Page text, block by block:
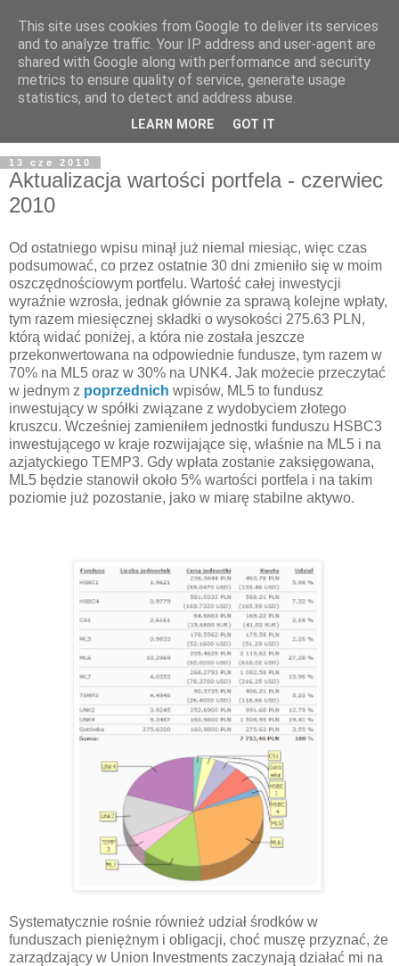
13 cze 2010
Aktualizacja wartości portfela - czerwiec
2010
Od ostatniego wpisu minął już niemal miesiąc, więc czas
podsumować, co przez ostatnie 30 dni zmieniło się w moim
oszczędnościowym portfelu. Wartość całej inwestycji
wyraźnie wzrosła, jednak głównie za sprawą kolejne wpłaty,
tym razem miesięcznej składki o wysokości 275.63 PLN,
którą widać poniżej, a która nie została jeszcze
przekonwertowana na odpowiednie fundusze, tym razem w
70% na ML5 oraz w 30% na UNK4. Jak możecie przeczytać
w jednym z poprzednich wpisów, ML5 to fundusz
inwestujący w spółki związane z wydobyciem złotego
kruszcu. Wcześniej zamieniłem jednostki funduszu HSBC3
inwestującego w kraje rozwijające się, właśnie na ML5 i na
azjatyckiego TEMP3. Gdy wpłata zostanie zaksięgowana,
ML5 będzie stanowił około 5% wartości portfela i na takim
poziomie już pozostanie, jako w miarę stabilne aktywo.
Systematycznie rośnie również udział środków w
funduszach pieniężnym i obligacji, choć muszę przyznać, że
zarządzający w Union Investments zaczynają działać mi na
This site uses cookies from Google to deliver its services
and to analyze traffic. Your IP address and user-agent are
shared with Google along with performance and security
metrics to ensure quality of service, generate usage
statistics, and to detect and address abuse.
LEARN MORE GOT IT